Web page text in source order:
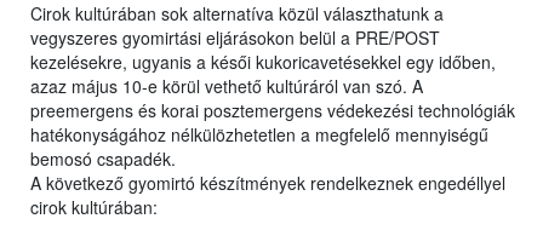
Cirok kultúrában sok alternatíva közül választhatunk a
vegyszeres gyomirtási eljárásokon belül a PRE/POST
kezelésekre, ugyanis a késői kukoricavetésekkel egy időben,
azaz május 10-e körül vethető kultúráról van szó. A
preemergens és korai posztemergens védekezési technológiák
hatékonyságához nélkülözhetetlen a megfelelő mennyiségű
bemosó csapadék.
A következő gyomirtó készítmények rendelkeznek engedéllyel
cirok kultúrában: